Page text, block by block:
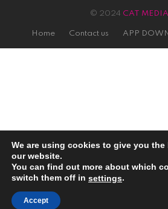
© 2024 CAT
Home Contact us APP
We are using cookies to give you the
our website.
You can find out more about which
switch them off in settings.
Accept